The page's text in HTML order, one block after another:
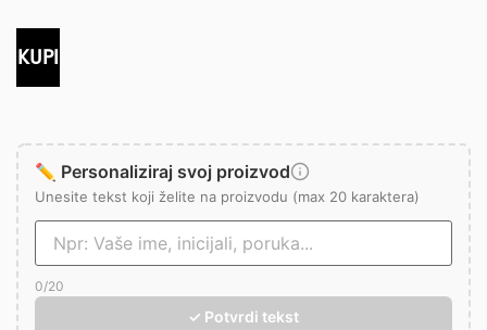
KUPI
✏️ Personaliziraj svoj proizvod
Unesite tekst koji želite na proizvodu (max 20 karaktera)
0/20
✓ Potvrdi tekst